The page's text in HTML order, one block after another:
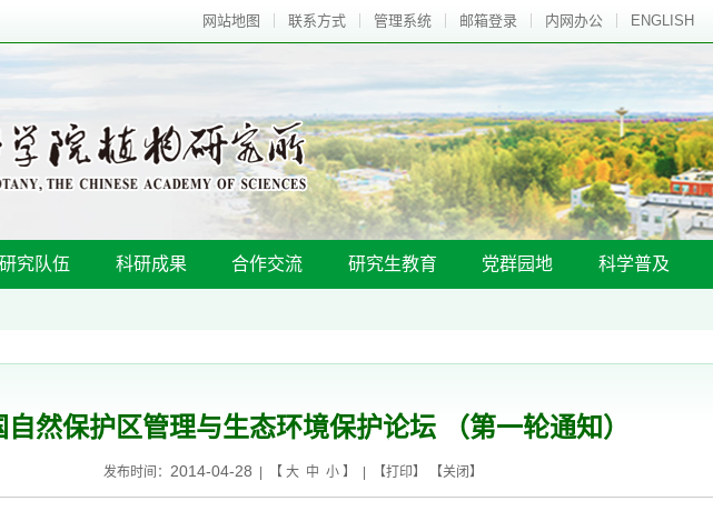
网站地图 联系方式 管理系统 邮箱登录 内网办公 ENGLISH
研究队伍 科研成果 合作交流 研究生教育 党群园地 科学普及
自然保护区管理与生态环境保护论坛 （第一轮通知）
发布时间： 2014-04-28 | 【 大 中 小】 | 【打印】 【关闭 】